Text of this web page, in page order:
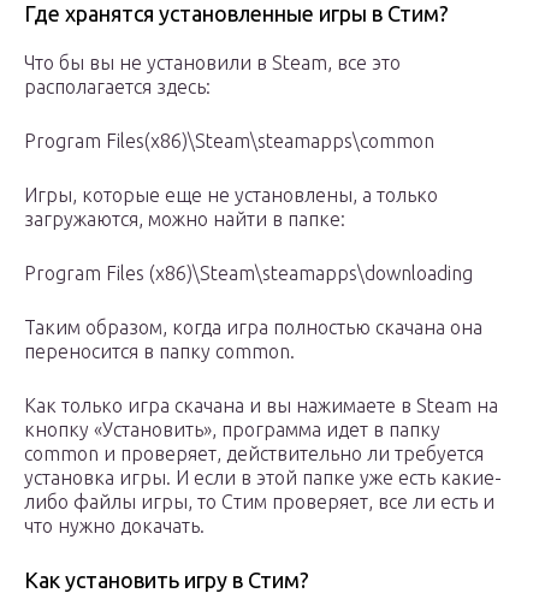
Где хранятся установленные игры в Стим?
Что бы вы не установили в Steam, все это
располагается здесь:
Program Files(x86)\Steam\steamapps\common
Игры, которые еще не установлены, а только
загружаются, можно найти в папке:
Program Files (x86)\Steam\steamapps\downloading
Таким образом, когда игра полностью скачана она
переносится в папку common.
Как только игра скачана и вы нажимаете в Steam на
кнопку «Установить», программа идет в папку
common и проверяет, действительно ли требуется
установка игры. И если в этой папке уже есть какие-
либо файлы игры, то Стим проверяет, все ли есть и
что нужно докачать.
Как установить игру в Стим?